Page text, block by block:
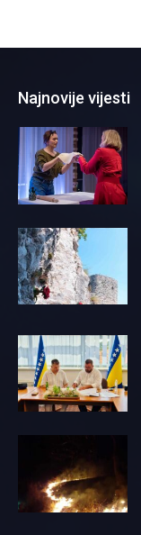
Najnovije vijesti